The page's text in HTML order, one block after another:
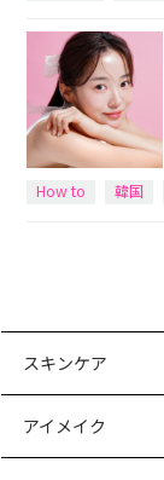
How to 韓国
スキンケア
アイメイク